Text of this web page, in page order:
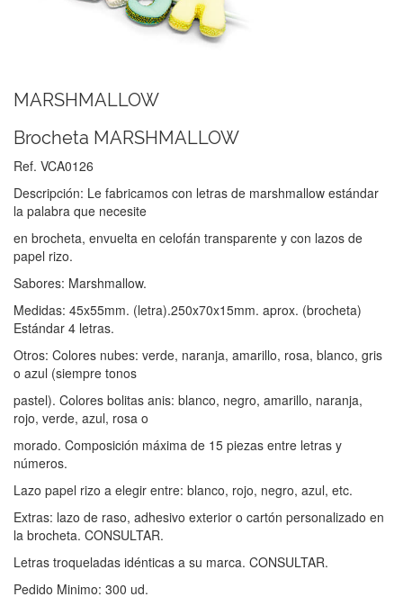
MARSHMALLOW
Brocheta MARSHMALLOW
Ref. VCA0126
Descripción: Le fabricamos con letras de marshmallow estándar
la palabra que necesite
en brocheta, envuelta en celofán transparente y con lazos de
papel rizo.
Sabores: Marshmallow.
Medidas: 45x55mm. (letra).250x70x15mm. aprox. (brocheta)
Estándar 4 letras.
Otros: Colores nubes: verde, naranja, amarillo, rosa, blanco, gris
o azul (siempre tonos
pastel). Colores bolitas anis: blanco, negro, amarillo, naranja,
rojo, verde, azul, rosa o
morado. Composición máxima de 15 piezas entre letras y
números.
Lazo papel rizo a elegir entre: blanco, rojo, negro, azul, etc.
Extras: lazo de raso, adhesivo exterior o cartón personalizado en
la brocheta. CONSULTAR.
Letras troqueladas idénticas a su marca. CONSULTAR.
Pedido Minimo: 300 ud.